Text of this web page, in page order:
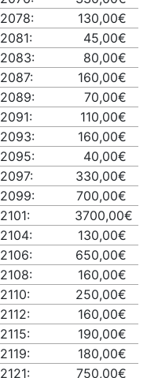
2078:
130,00€
2081:
45,00€
2083:
80,00€
2087:
160,00€
2089:
70,00€
2091:
110,00€
2093:
160,00€
2095:
40,00€
2097:
330,00€
2099:
700,00€
2101:
3700,00€
2104:
130,00€
2106:
650,00€
2108:
160,00€
2110:
250,00€
2112:
160,00€
2115:
190,00€
2119:
180,00€
2121:
750,00€